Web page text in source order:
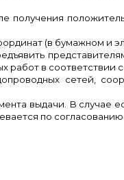
получения
(в бумажном и
в
сетей,
выдачи. В случае
по